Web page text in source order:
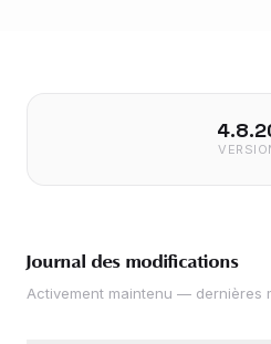
Journal des modifications
Activement maintenu — dernières